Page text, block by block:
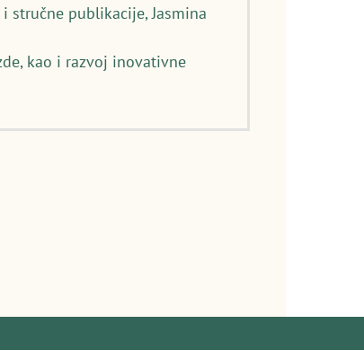
stručne publikacije, Jasmina
kao i razvoj inovativne